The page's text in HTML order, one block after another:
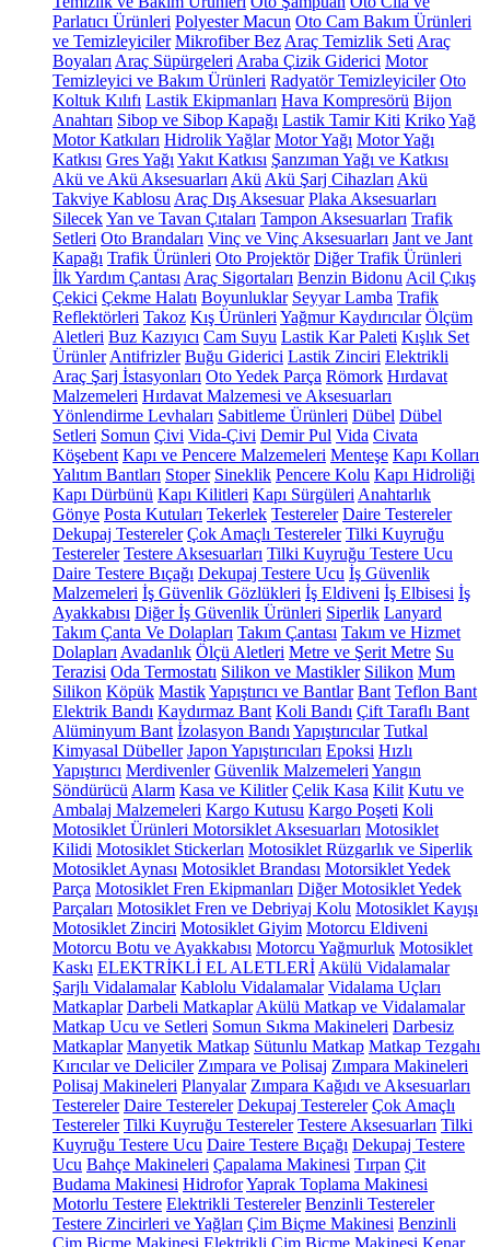
Parlatıcı Ürünleri Polyester Macun Oto Cam Bakım Ürünleri
ve Temizleyiciler Mikrofiber Bez Araç Temizlik Seti Araç
Boyaları Araç Süpürgeleri Araba Çizik Giderici Motor
Temizleyici ve Bakım Ürünleri Radyatör Temizleyiciler Oto
Koltuk Kılıfı Lastik Ekipmanları Hava Kompresörü Bijon
Anahtarı Sibop ve Sibop Kapağı Lastik Tamir Kiti KrikoYağ
Motor Katkıları Hidrolik Yağlar Motor Yağı Motor Yağı
Katkısı Gres Yağı Yakıt Katkısı Şanzıman Yağı ve Katkısı
Akü ve Akü Aksesuarları Akü Akü Şarj Cihazları Akü
Takviye Kablosu Araç Dış Aksesuar Plaka Aksesuarları
SilecekYan ve Tavan Çıtaları Tampon Aksesuarları Trafik
Setleri Oto Brandaları Vinç ve Vinç Aksesuarları Jant ve Jant
Kapağı Trafik Ürünleri Oto Projektör Diğer Trafik Ürünleri
İlk Yardım Çantası Araç Sigortaları Benzin Bidonu Acil Çıkış
Çekici Çekme Halatı Boyunluklar Seyyar Lamba Trafik
Reflektörleri Takoz Kış Ürünleri Yağmur Kaydırıcılar Ölçüm
Aletleri Buz Kazıyıcı Cam Suyu Lastik Kar Paleti Kışlık Set
Ürünler Antifrizler Buğu Giderici Lastik Zinciri Elektrikli
Araç Şarj İstasyonları Oto Yedek Parça Römork Hırdavat
Malzemeleri Hırdavat Malzemesi ve Aksesuarları
Yönlendirme Levhaları Sabitleme Ürünleri Dübel Dübel
Setleri Somun Çivi Vida-Çivi Demir Pul Vida Civata
Köşebent Kapı ve Pencere Malzemeleri Menteşe Kapı Kolları
Yalıtım Bantları Stoper Sineklik Pencere Kolu Kapı Hidroliği
Kapı Dürbünü Kapı Kilitleri Kapı Sürgüleri Anahtarlık
Gönye Posta Kutuları Tekerlek Testereler Daire Testereler
Dekupaj Testereler Çok Amaçlı Testereler Tilki Kuyruğu
Testereler Testere Aksesuarları Tilki Kuyruğu Testere Ucu
Daire Testere Bıçağı Dekupaj Testere Ucu İş Güvenlik
Malzemeleri İş Güvenlik Gözlükleri İş Eldiveni İş Elbisesi İş
Ayakkabısı Diğer İş Güvenlik Ürünleri Siperlik Lanyard
Takım Çanta Ve Dolapları Takım Çantası Takım ve Hizmet
Dolapları Avadanlık Ölçü Aletleri Metre ve Şerit Metre Su
Terazisi Oda Termostatı Silikon ve Mastikler Silikon Mum
Silikon Köpük MastikYapıştırıcı ve Bantlar Bant Teflon Bant
Elektrik Bandı Kaydırmaz Bant Koli Bandı Çift Taraflı Bant
Alüminyum Bant İzolasyon Bandı Yapıştırıcılar Tutkal
Kimyasal Dübeller Japon Yapıştırıcıları Epoksi Hızlı
Yapıştırıcı Merdivenler Güvenlik Malzemeleri Yangın
Söndürücü Alarm Kasa ve Kilitler Çelik Kasa Kilit Kutu ve
Ambalaj Malzemeleri Kargo Kutusu Kargo Poşeti Koli
Motosiklet Ürünleri Motorsiklet Aksesuarları Motosiklet
Kilidi Motosiklet Stickerları Motosiklet Rüzgarlık ve Siperlik
Motosiklet Aynası Motosiklet Brandası Motorsiklet Yedek
Parça Motosiklet Fren Ekipmanları Diğer Motosiklet Yedek
Parçaları Motosiklet Fren ve Debriyaj Kolu Motosiklet Kayışı
Motosiklet Zinciri Motosiklet Giyim Motorcu Eldiveni
Motorcu Botu ve Ayakkabısı Motorcu Yağmurluk Motosiklet
Kaskı ELEKTRİKLİ EL ALETLERİ Akülü Vidalamalar
Şarjlı Vidalamalar Kablolu Vidalamalar Vidalama Uçları
Matkaplar Darbeli Matkaplar Akülü Matkap ve Vidalamalar
Matkap Ucu ve Setleri Somun Sıkma Makineleri Darbesiz
Matkaplar Manyetik Matkap Sütunlu Matkap Matkap Tezgahı
Kırıcılar ve Deliciler Zımpara ve Polisaj Zımpara Makineleri
Polisaj Makineleri Planyalar Zımpara Kağıdı ve Aksesuarları
Testereler Daire Testereler Dekupaj Testereler Çok Amaçlı
Testereler Tilki Kuyruğu Testereler Testere Aksesuarları Tilki
Kuyruğu Testere Ucu Daire Testere Bıçağı Dekupaj Testere
Ucu Bahçe Makineleri Çapalama Makinesi Tırpan Çit
Budama Makinesi HidroforYaprak Toplama Makinesi
Motorlu Testere Elektrikli Testereler Benzinli Testereler
Testere Zincirleri ve Yağları Çim Biçme Makinesi Benzinli
Çim Biçme Makinesi Elektrikli Çim Biçme Makinesi Kenar